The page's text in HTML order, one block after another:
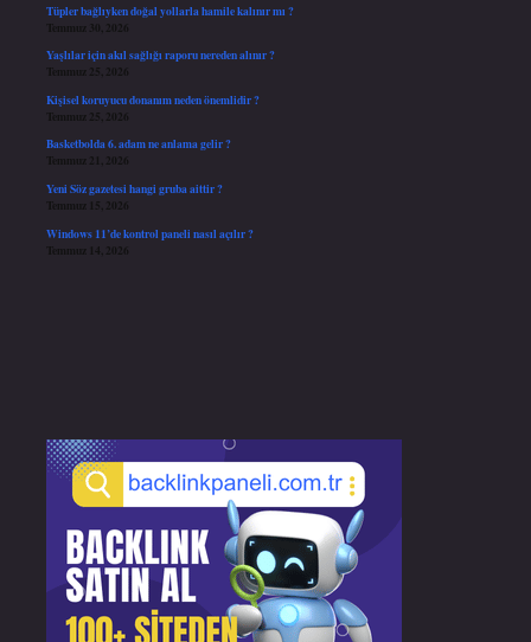
Tüpler bağlıyken doğal yollarla hamile kalınır mı ?
Temmuz 30, 2026
Yaşlılar için akıl sağlığı raporu nereden alınır ?
Temmuz 25, 2026
Kişisel koruyucu donanım neden önemlidir ?
Temmuz 25, 2026
Basketbolda 6. adam ne anlama gelir ?
Temmuz 21, 2026
Yeni Söz gazetesi hangi gruba aittir ?
Temmuz 15, 2026
Windows 11’de kontrol paneli nasıl açılır ?
Temmuz 14, 2026